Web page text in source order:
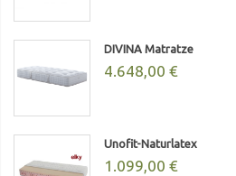
DIVINA Matratze
4.648,00 €
Unofit-Naturlatex
1.099,00 €